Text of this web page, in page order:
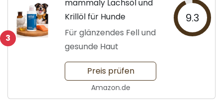
3
mammaly Lachsöl und
Krillöl für Hunde
Für glänzendes Fell und
gesunde Haut
9.3
Preis prüfen
Amazon.de